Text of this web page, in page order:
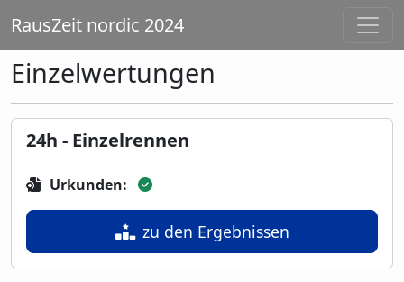
RausZeit nordic 2024
Einzelwertungen
24h - Einzelrennen
Urkunden:
zu den Ergebnissen